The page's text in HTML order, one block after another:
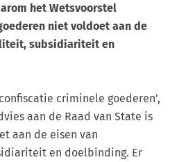
het Wetsvoorstel
niet voldoet aan de
subsidiariteit en
criminele goederen’,
aan de Raad van State is
aan de eisen van
en doelbinding. Er